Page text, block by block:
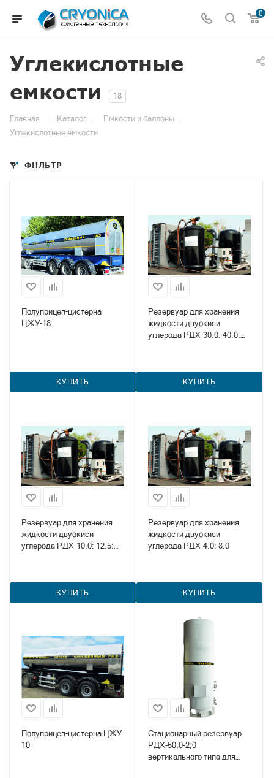
0
Углекислотные
емкости
18
Главная — Каталог — Емкости и баллоны —
Углекислотные емкости
ФИЛЬТР
Полуприцеп-цистерна
ЦЖУ-18
КУПИТЬ
Резервуар для хранения
жидкости двуокиси
углерода РДХ-30,0; 40,0;
КУПИТЬ
Резервуар для хранения
жидкости двуокиси
углерода РДХ-10,0; 12,5;
КУПИТЬ
Резервуар для хранения
жидкости двуокиси
углерода РДХ-4,0; 8,0
КУПИТЬ
Полуприцеп-цистерна ЦЖУ
10
Стационарный резервуар
РДХ-50,0-2,0
вертикального типа для